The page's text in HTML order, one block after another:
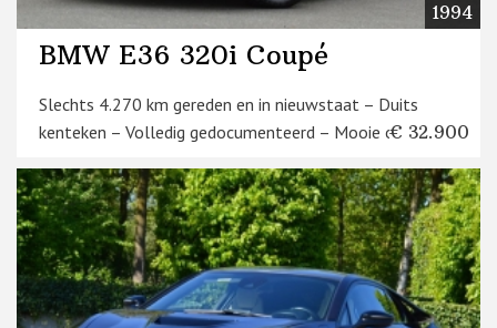
1994
BMW E36 320i Coupé
Slechts 4.270 km gereden en in nieuwstaat – Duits
kenteken – Volledig gedocumenteerd – Mooie optielijst
€ 32.900